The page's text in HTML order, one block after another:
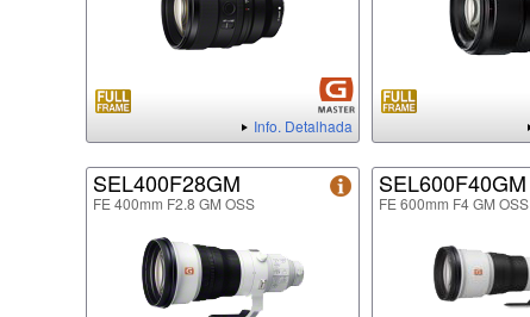
Info. Detalhada
SEL400F28GM
FE 400mm F2.8 GM OSS
SEL600F40GM
FE 600mm F4 GM OSS